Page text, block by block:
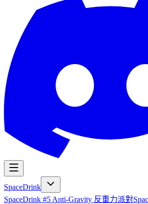
SpaceDrink
SpaceDrink #5 Anti-Gravity 反重力派對